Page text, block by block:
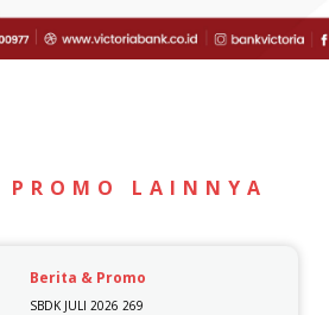
LAINNYA
Berita & Promo
SBDK JULI 2026 269